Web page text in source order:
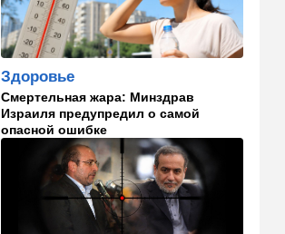
17:48 Здоровье
Впервые в этом году:
пенсионер скончался из-за
укуса комара
17:14 Израиль
Снимали порт в Эйлате и
гору Герцль: так Тамерлан и
Алина продались иранской
разведке
Израиль
Злобный охранник:
Здоровье
Смертельная жара: Минздрав
Израиля предупредил о самой
опасной ошибке